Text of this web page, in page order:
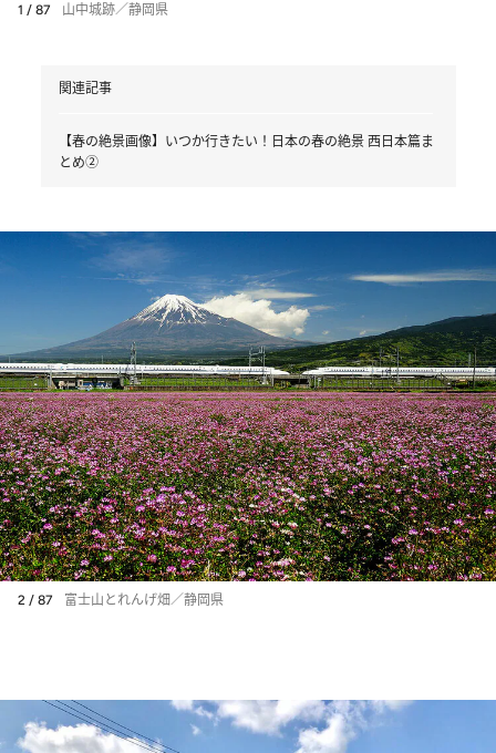
1 / 87 山中城跡／静岡県
関連記事
【春の絶景画像】いつか行きたい！日本の春の絶景 西日本篇ま
とめ②
2 / 87 富士山とれんげ畑／静岡県